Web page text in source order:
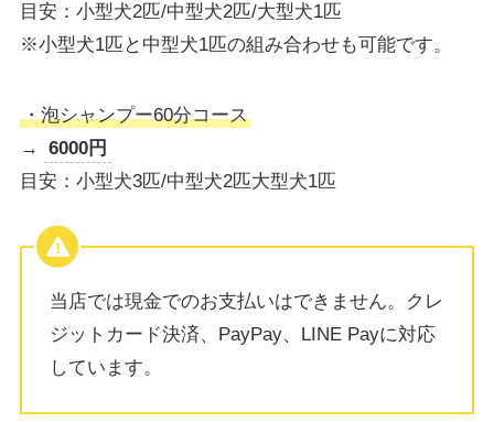
目安：小型犬2匹/中型犬2匹/大型犬1匹
※小型犬1匹と中型犬1匹の組み合わせも可能です。
・泡シャンプー60分コース
→
6000円
目安：小型犬3匹/中型犬2匹大型犬1匹
当店では現金でのお支払いはできません。クレ
ジットカード決済、PayPay、LINE Payに対応
しています。